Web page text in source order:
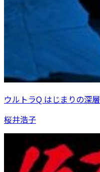
ウルトラQ はじまりの深層
桜井浩子